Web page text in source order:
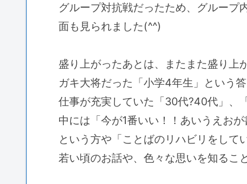
グループ対抗戦だったため、グループ
面も見られました(^^)
盛り上がったあとは、またまた盛り上
ガキ大将だった「小学4年生」という
仕事が充実していた「30代?40代」、
中には「今が1番いい！！あいうえお
という方や「ことばのリハビリをして
若い頃のお話や、色々な思いを知るこ